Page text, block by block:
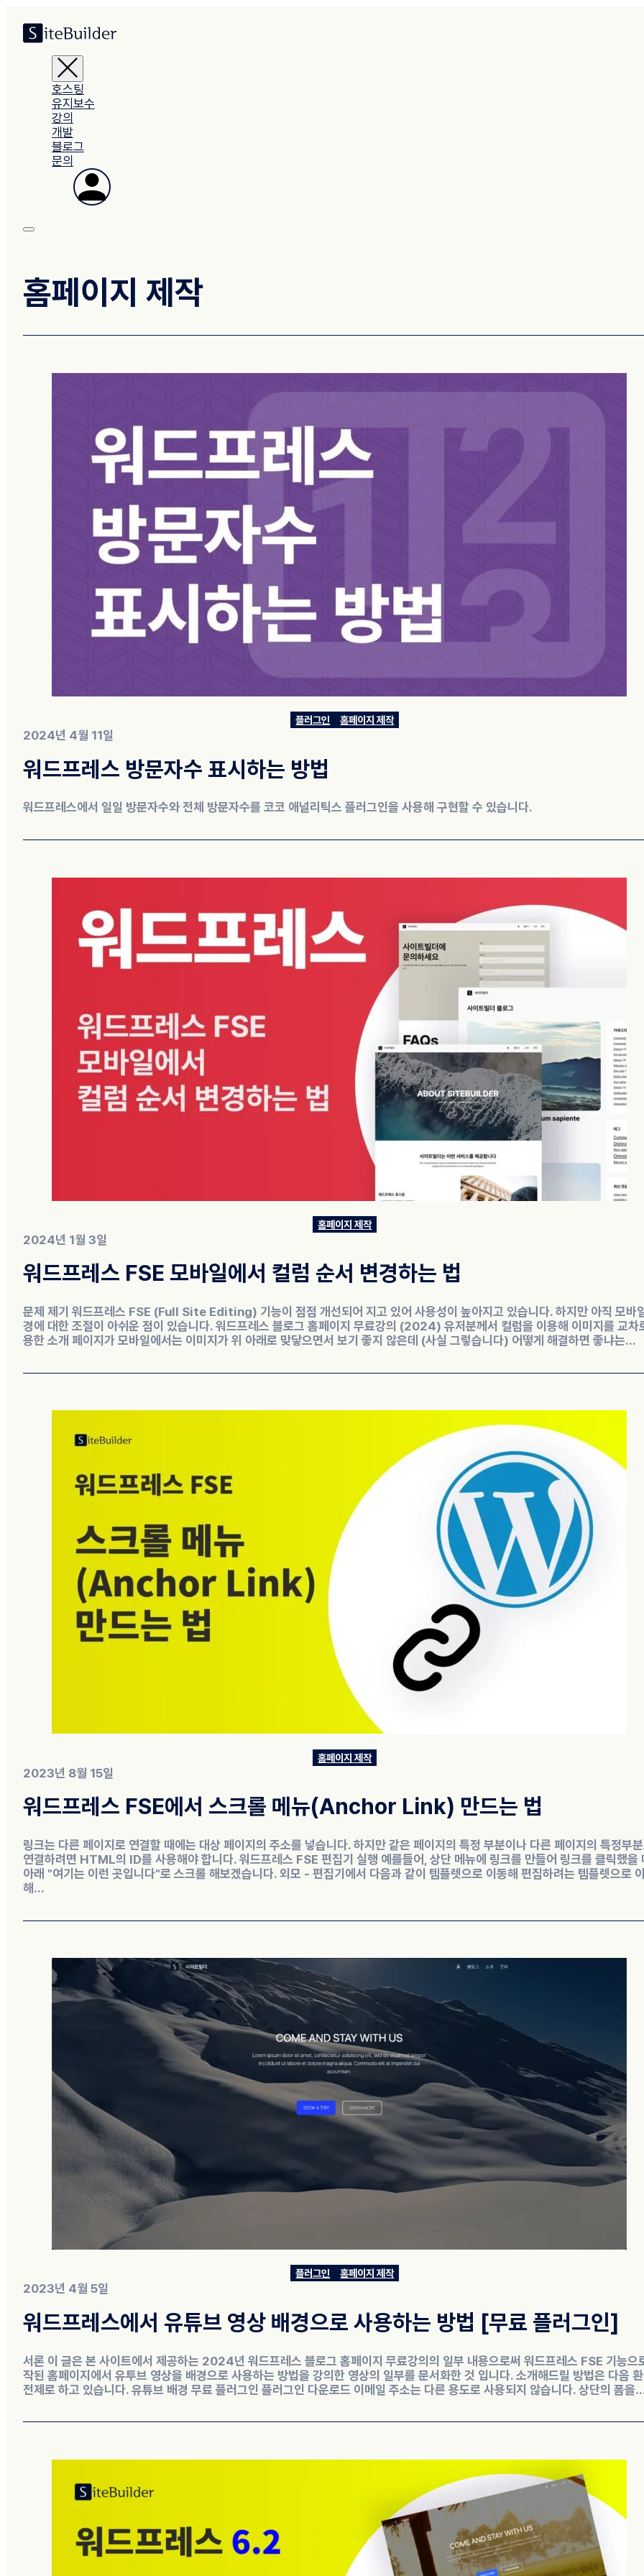
호스팅
유지보수
강의
개발
블로그
문의
홈페이지 제작
플러그인 홈페이지 제작
2024년 4월 11일
워드프레스 방문자수 표시하는 방법
워드프레스에서 일일 방문자수와 전체 방문자수를 코코 애널리틱스 플러그인을 사용해 구현할 수 있습니다.
홈페이지 제작
2024년 1월 3일
워드프레스 FSE 모바일에서 컬럼 순서 변경하는 법
문제 제기 워드프레스 FSE (Full Site Editing) 기능이 점점 개선되어 지고 있어 사용성이 높아지고 있습니다. 하지만 아직 모바
경에 대한 조절이 아쉬운 점이 있습니다. 워드프레스 블로그 홈페이지 무료강의 (2024) 유저분께서 컬럼을 이용해 이미지를 교차
용한 소개 페이지가 모바일에서는 이미지가 위 아래로 맞닿으면서 보기 좋지 않은데 (사실 그렇습니다) 어떻게 해결하면 좋냐는...
홈페이지 제작
2023년 8월 15일
워드프레스 FSE에서 스크롤 메뉴(Anchor Link) 만드는 법
링크는 다른 페이지로 연결할 때에는 대상 페이지의 주소를 넣습니다. 하지만 같은 페이지의 특정 부분이나 다른 페이지의 특정부
연결하려면 HTML의 ID를 사용해야 합니다. 워드프레스 FSE 편집기 실행 예를들어, 상단 메뉴에 링크를 만들어 링크를 클릭했을
아래 "여기는 이런 곳입니다"로 스크롤 해보겠습니다. 외모 - 편집기에서 다음과 같이 템플렛으로 이동해 편집하려는 템플렛으로
해...
플러그인 홈페이지 제작
2023년 4월 5일
워드프레스에서 유튜브 영상 배경으로 사용하는 방법 [무료 플러그인]
서론 이 글은 본 사이트에서 제공하는 2024년 워드프레스 블로그 홈페이지 무료강의의 일부 내용으로써 워드프레스 FSE 기능으
작된 홈페이지에서 유투브 영상을 배경으로 사용하는 방법을 강의한 영상의 일부를 문서화한 것 입니다. 소개해드릴 방법은 다음
전제로 하고 있습니다. 유튜브 배경 무료 플러그인 플러그인 다운로드 이메일 주소는 다른 용도로 사용되지 않습니다. 상단의 폼을